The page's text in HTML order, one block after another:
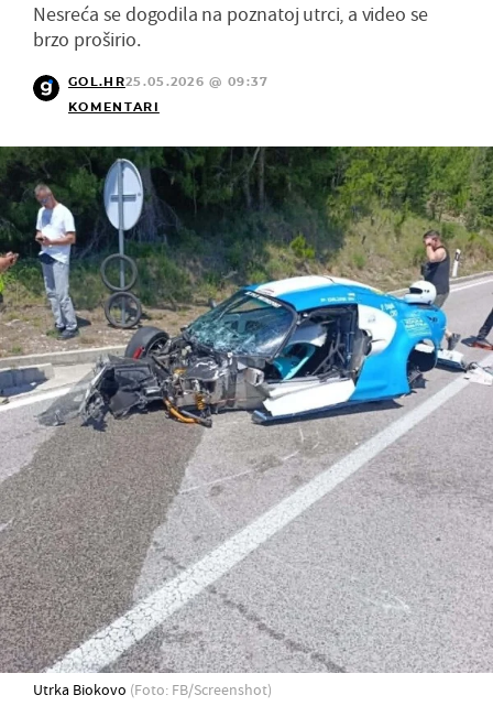
Nesreća se dogodila na poznatoj utrci, a video se
brzo proširio.
GOL.HR25.05.2026 @ 09:37
KOMENTARI
Utrka Biokovo (Foto: FB/Screenshot)